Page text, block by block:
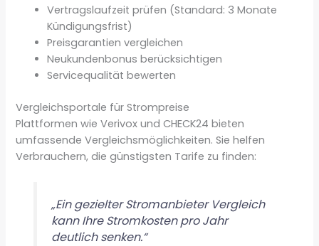
Vertragslaufzeit prüfen (Standard: 3 Monate
Kündigungsfrist)
Preisgarantien vergleichen
Neukundenbonus berücksichtigen
Servicequalität bewerten
Vergleichsportale für Strompreise
Plattformen wie Verivox und CHECK24 bieten
umfassende Vergleichsmöglichkeiten. Sie helfen
Verbrauchern, die günstigsten Tarife zu finden:
„Ein gezielter Stromanbieter Vergleich
kann Ihre Stromkosten pro Jahr
deutlich senken.“